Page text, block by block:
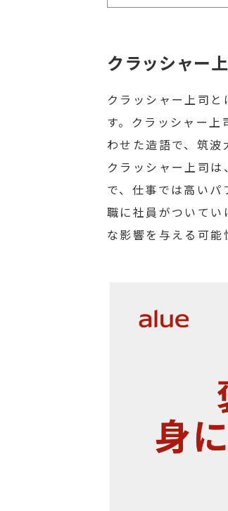
クラッシャー
クラッシャー上司
す。クラッシャー
わせた造語で、筑波
クラッシャー上司
で、仕事では高い
職に社員がついて
な影響を与える可能